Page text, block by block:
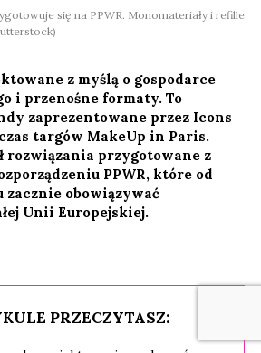
się na PPWR. Monomateriały i refille
z myślą o gospodarce
i przenośne formaty. To
zaprezentowane przez Icons
targów MakeUp in Paris.
rozwiązania przygotowane z
PPWR, które od
zacznie obowiązywać
Unii Europejskiej.
PRZECZYTASZ: